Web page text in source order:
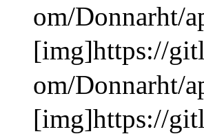
om/Donnarht/
[img]https://
om/Donnarht/
[img]https://